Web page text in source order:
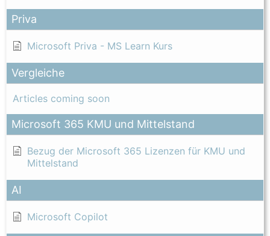
Priva
Microsoft Priva - MS Learn Kurs
Vergleiche
Articles coming soon
Microsoft 365 KMU und Mittelstand
Bezug der Microsoft 365 Lizenzen für KMU und
Mittelstand
AI
Microsoft Copilot